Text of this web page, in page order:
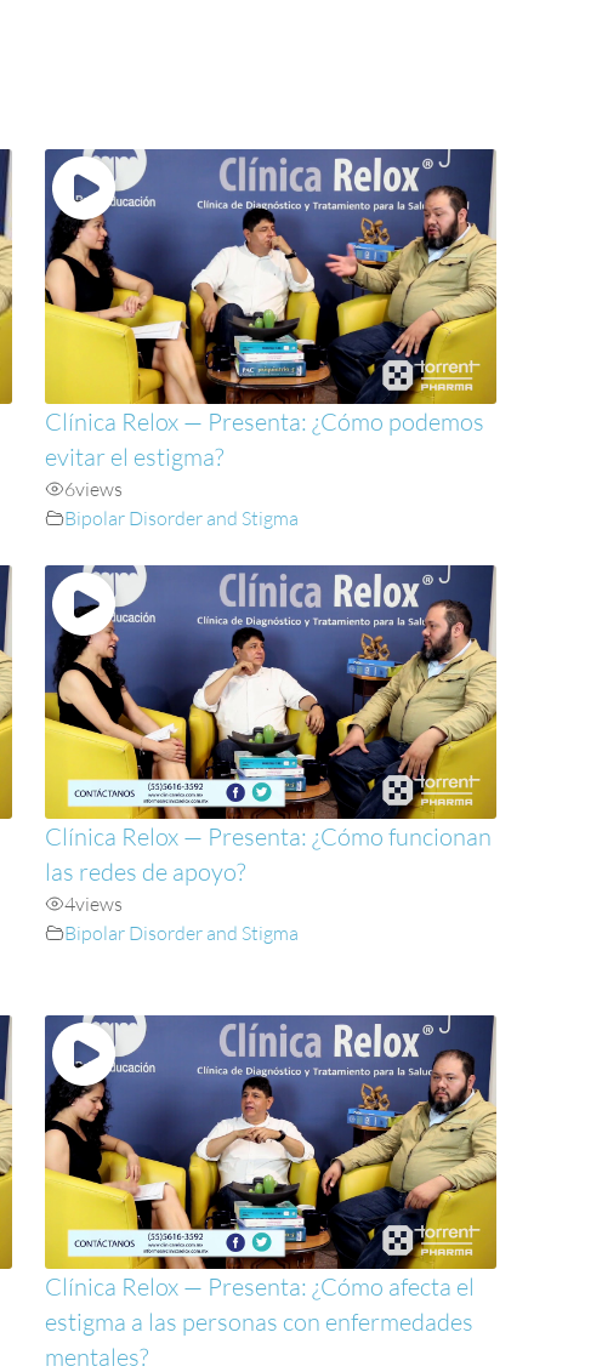
Clínica Relox — Presenta: ¿Cómo podemos
evitar el estigma?
6views
Bipolar Disorder and Stigma
Clínica Relox — Presenta: ¿Cómo funcionan
las redes de apoyo?
4views
Bipolar Disorder and Stigma
Clínica Relox — Presenta: ¿Cómo afecta el
estigma a las personas con enfermedades
mentales?